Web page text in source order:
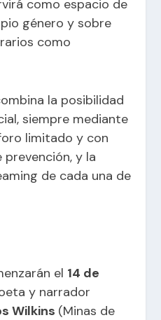
como espacio de
género y sobre
como
la posibilidad
siempre mediante
limitado y con
y la
de cada una de
el 14 de
y narrador
Wilkins (Minas de